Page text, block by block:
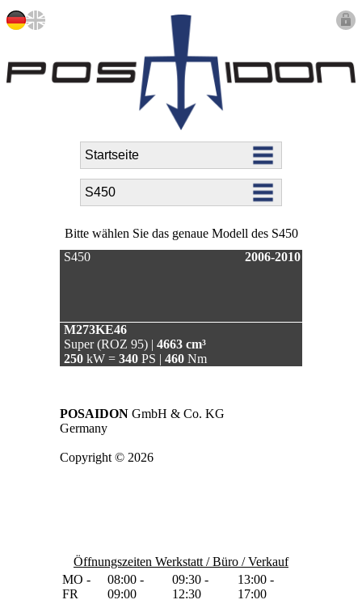
Bitte wählen Sie das genaue Modell des S450
2006-2010
S450
M273KE46
Super (ROZ 95) | 4663 cm³
250 kW = 340 PS | 460 Nm
POSAIDON GmbH & Co. KG
Germany
Copyright © 2026
Öffnungszeiten Werkstatt / Büro / Verkauf
MO -
FR
08:00 -
09:00
09:30 -
12:30
13:00 -
17:00